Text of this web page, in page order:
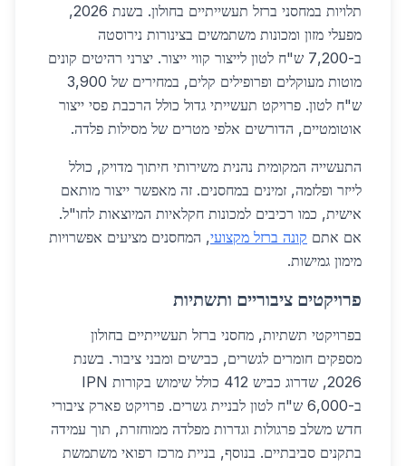
תלויות במחסני ברזל תעשייתיים בחולון. בשנת 2026,
מפעלי מזון ומכונות משתמשים בצינורות נירוסטה
ב-7,200 ש"ח לטון לייצור קווי ייצור. יצרני רהיטים קונים
מוטות מעוקלים ופרופילים קלים, במחירים של 3,900
ש"ח לטון. פרויקט תעשייתי גדול כולל הרכבת פסי ייצור
אוטומטיים, הדורשים אלפי מטרים של מסילות פלדה.
התעשייה המקומית נהנית משירותי חיתוך מדויק, כולל
לייזר ופלזמה, זמינים במחסנים. זה מאפשר ייצור מותאם
אישית, כמו רכיבים למכונות חקלאיות המיוצאות לחו"ל.
אם אתם קונה ברזל מקצועי, המחסנים מציעים אפשרויות
מימון גמישות.
פרויקטים ציבוריים ותשתיות
בפרויקטי תשתיות, מחסני ברזל תעשייתיים בחולון
מספקים חומרים לגשרים, כבישים ומבני ציבור. בשנת
2026, שדרוג כביש 412 כולל שימוש בקורות IPN
ב-6,000 ש"ח לטון לבניית גשרים. פרויקט פארק ציבורי
חדש משלב פרגולות וגדרות מפלדה ממוחזרת, תוך עמידה
בתקנים סביבתיים. בנוסף, בניית מרכז רפואי משתמשת